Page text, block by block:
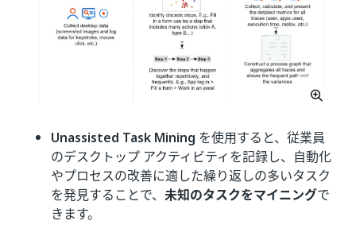
Unassisted Task Mining を使用すると、従業員
のデスクトップ アクティビティを記録し、自動化
やプロセスの改善に適した繰り返しの多いタスク
を発見することで、 未知のタスクをマイニングで
きます。